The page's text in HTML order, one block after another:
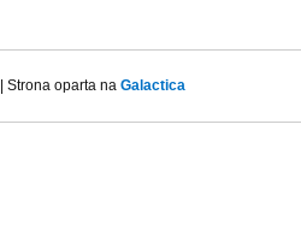
| Strona oparta na Galactica